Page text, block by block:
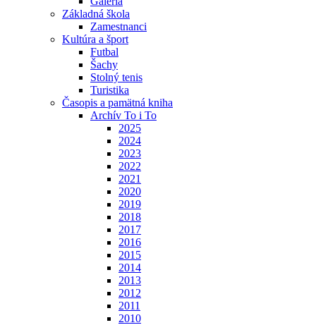
Základná škola
Zamestnanci
Kultúra a šport
Futbal
Šachy
Stolný tenis
Turistika
Časopis a pamätná kniha
Archív To i To
2025
2024
2023
2022
2021
2020
2019
2018
2017
2016
2015
2014
2013
2012
2011
2010